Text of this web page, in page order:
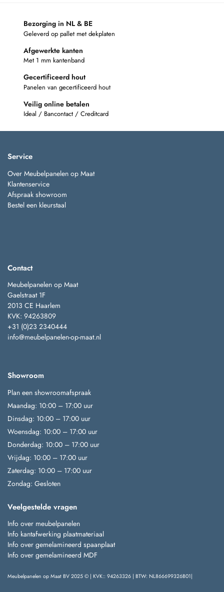
Bezorging in NL & BE
Geleverd op pallet met dekplaten
Afgewerkte kanten
Met 1 mm kantenband
Gecertificeerd hout
Panelen van gecertificeerd hout
Veilig online betalen
Ideal / Bancontact / Creditcard
Service
Over Meubelpanelen op Maat
Klantenservice
Afspraak showroom
Bestel een kleurstaal
Contact
Meubelpanelen op Maat
Gaelstraat 1F
2013 CE Haarlem
KVK: 94263809
+31 (0)23 2340444
info@meubelpanelen-op-maat.nl
Showroom
Plan een showroomafspraak
Maandag: 10:00 – 17:00 uur
Dinsdag: 10:00 – 17:00 uur
Woensdag: 10:00 – 17:00 uur
Donderdag: 10:00 – 17:00 uur
Vrijdag: 10:00 – 17:00 uur
Zaterdag: 10:00 – 17:00 uur
Zondag: Gesloten
Veelgestelde vragen
Info over meubelpanelen
Info kantafwerking plaatmateriaal
Info over gemelamineerd spaanplaat
Info over gemelamineerd MDF
Meubelpanelen op Maat BV 2025 © | KVK:: 94263326 | BTW: NL866699326B01|